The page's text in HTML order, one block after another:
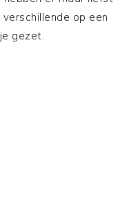
verschillende op een
gezet.